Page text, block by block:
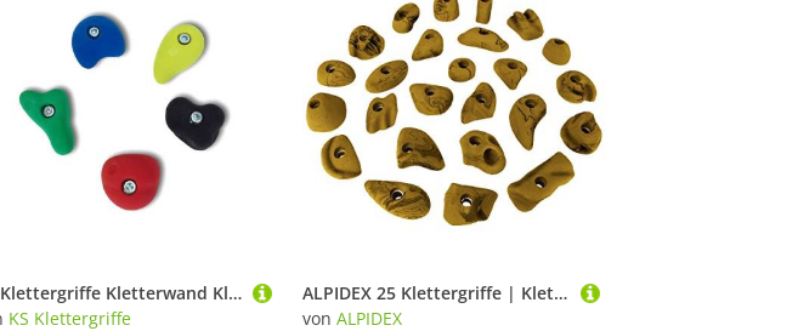
KS Klettergriffe Kletterwand Klettergriffe Set Sprößlinge 2 - KS Klettergriffe
KS Klettergriffe
ALPIDEX 25 Klettergriffe | Klettersteine | Griffe Größen M, S | Tritte | Klettergriffset | Wetterfest - Farbe:gelb-meliert
von ALPIDEX